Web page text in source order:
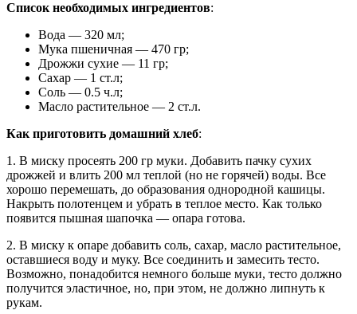
Список необходимых ингредиентов:
Вода — 320 мл;
Мука пшеничная — 470 гр;
Дрожжи сухие — 11 гр;
Сахар — 1 ст.л;
Соль — 0.5 ч.л;
Масло растительное — 2 ст.л.
Как приготовить домашний хлеб:
1. В миску просеять 200 гр муки. Добавить пачку сухих
дрожжей и влить 200 мл теплой (но не горячей) воды. Все
хорошо перемешать, до образования однородной кашицы.
Накрыть полотенцем и убрать в теплое место. Как только
появится пышная шапочка — опара готова.
2. В миску к опаре добавить соль, сахар, масло растительное,
оставшиеся воду и муку. Все соединить и замесить тесто.
Возможно, понадобится немного больше муки, тесто должно
получится эластичное, но, при этом, не должно липнуть к
рукам.